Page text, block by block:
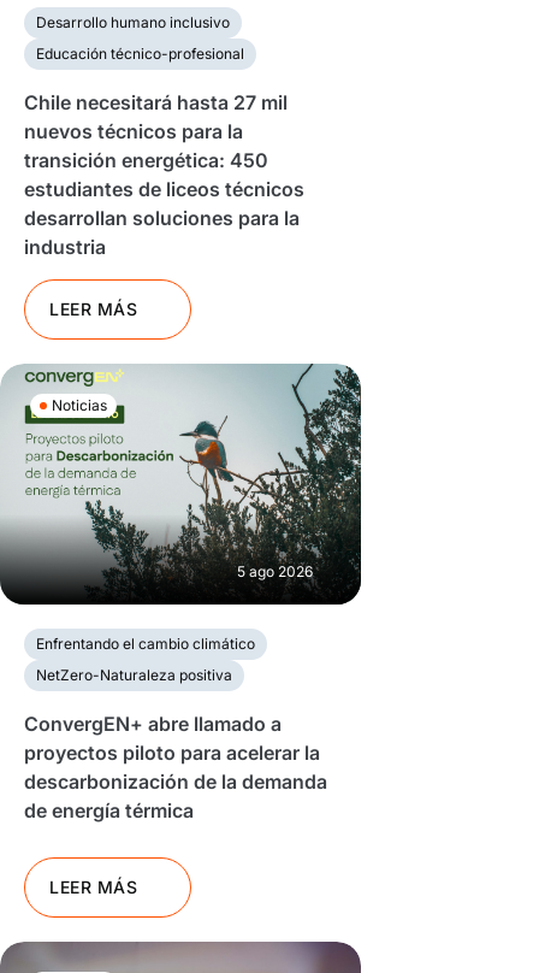
Desarrollo humano inclusivo
Educación técnico-profesional
Chile necesitará hasta 27 mil
nuevos técnicos para la
transición energética: 450
estudiantes de liceos técnicos
desarrollan soluciones para la
industria
LEER MÁS
Noticias
5 ago 2026
Enfrentando el cambio climático
NetZero-Naturaleza positiva
ConvergEN+ abre llamado a
proyectos piloto para acelerar la
descarbonización de la demanda
de energía térmica
LEER MÁS